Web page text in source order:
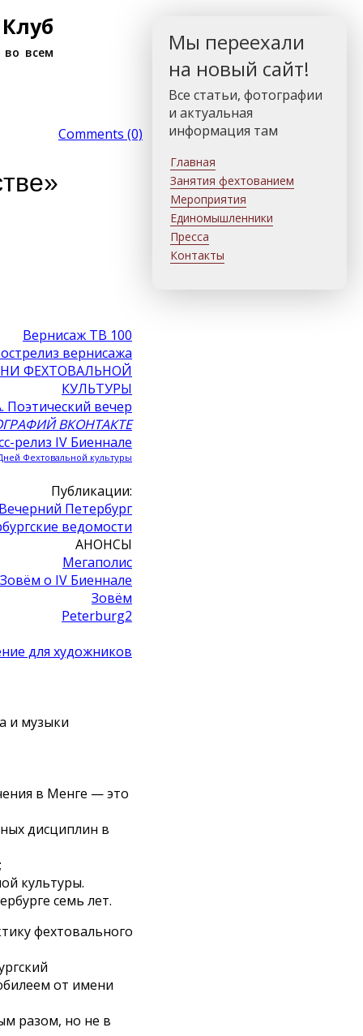
Мы переехали
на новый сайт!
Все статьи, фотографии
и актуальная
информация там
Главная
Занятия фехтованием
Мероприятия
Единомышленники
Пресса
Контакты
во всем
Comments (0)
Вернисаж ТВ 100
вернисажа
ФЕХТОВАЛЬНОЙ
КУЛЬТУРЫ
вечер
ВКОНТАКТЕ
релиз IV Биеннале
Фехтовальной культуры
Публикации:
Вечерний Петербург
ведомости
АНОНСЫ
Мегаполис
Зовём о IV Биеннале
Зовём
Peterburg2
для художников
и музыки
в Менге — это
дисциплин в
культуры.
семь лет.
фехтовального
от имени
разом, но не в